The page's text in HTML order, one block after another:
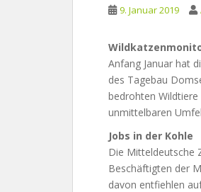
9. Januar 2019
Anfang Januar hat
des Tagebau
bedrohten
unmittelbaren
Jobs in der Kohle
Die Mitteldeutsche
Beschäftigten der
davon entfiehlen